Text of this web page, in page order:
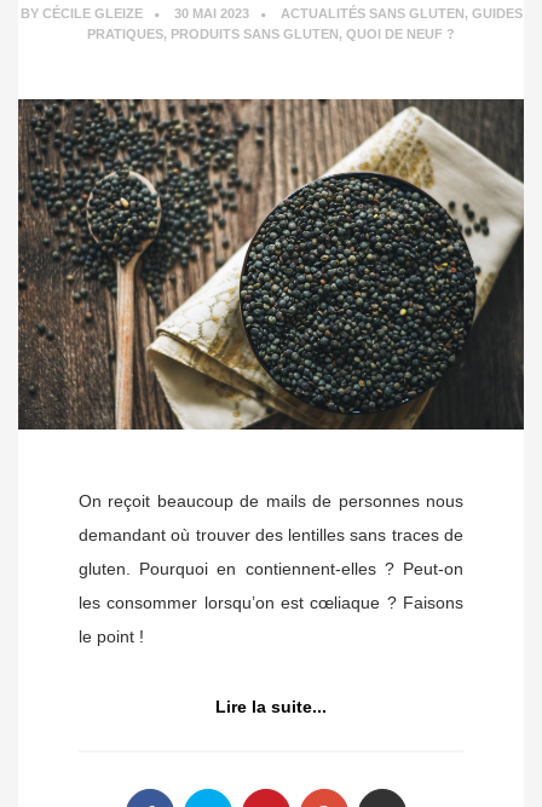
BY CÉCILE GLEIZE 30 MAI 2023 ACTUALITÉS SANS GLUTEN , GUIDES
PRATIQUES, PRODUITS SANS GLUTEN , QUOI DE NEUF ?
On reçoit beaucoup de mails de personnes nous
demandant où trouver des lentilles sans traces de
gluten. Pourquoi en contiennent-elles ? Peut-on
les consommer lorsqu’on est cœliaque ? Faisons
le point !
Lire la suite...